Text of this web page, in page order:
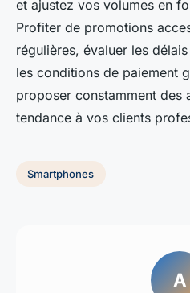
et ajustez vos volumes en
Profiter de promotions
régulières, évaluer les
les conditions de paiement
proposer constamment des
tendance à vos clients
Smartphones
A